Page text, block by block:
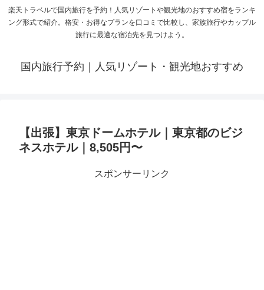
楽天トラベルで国内旅行を予約！人気リゾートや観光地のおすすめ宿をランキ
ング形式で紹介。格安・お得なプランを口コミで比較し、家族旅行やカップル
旅行に最適な宿泊先を見つけよう。
国内旅行予約｜人気リゾート・観光地おすすめ
【出張】東京ドームホテル｜東京都のビジ
ネスホテル｜8,505円〜
スポンサーリンク